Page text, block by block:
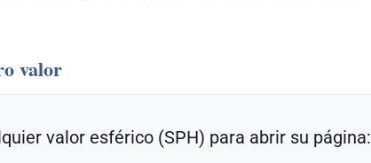
valor
valor esférico (SPH) para abrir su página: